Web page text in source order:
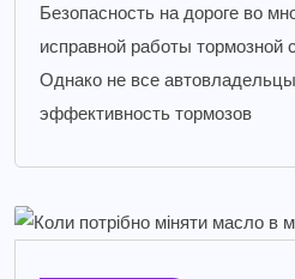
Безопасность на дороге во
исправной работы тормозной
Однако не все
эффективность тормозов